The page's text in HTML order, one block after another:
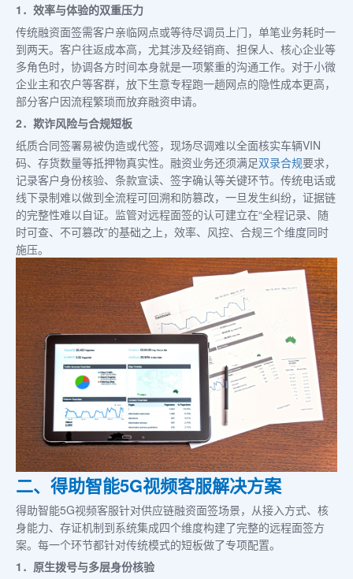
1．效率与体验的双重压力
传统融资面签需客户亲临网点或等待尽调员上门，单笔业务耗时一
到两天。客户往返成本高，尤其涉及经销商、担保人、核心企业等
多角色时，协调各方时间本身就是一项繁重的沟通工作。对于小微
企业主和农户等客群，放下生意专程跑一趟网点的隐性成本更高，
部分客户因流程繁琐而放弃融资申请。
2．欺诈风险与合规短板
纸质合同签署易被伪造或代签，现场尽调难以全面核实车辆VIN
码、存货数量等抵押物真实性。融资业务还须满足双录合规要求，
记录客户身份核验、条款宣读、签字确认等关键环节。传统电话或
线下录制难以做到全流程可回溯和防篡改，一旦发生纠纷，证据链
的完整性难以自证。监管对远程面签的认可建立在“全程记录、随
时可查、不可篡改”的基础之上，效率、风控、合规三个维度同时
施压。
二、得助智能5G视频客服解决方案
得助智能5G视频客服针对供应链融资面签场景，从接入方式、核
身能力、存证机制到系统集成四个维度构建了完整的远程面签方
案。每一个环节都针对传统模式的短板做了专项配置。
1．原生拨号与多层身份核验